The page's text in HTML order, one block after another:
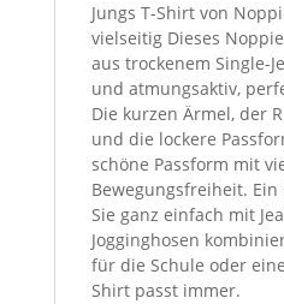
Jungs T-Shirt von
vielseitig Dieses
aus trockenem Single-
und atmungsaktiv,
Die kurzen Ärmel, der
und die lockere
schöne Passform mit
Bewegungsfreiheit. Ein
Sie ganz einfach mit
Jogginghosen
für die Schule oder
Shirt passt immer.